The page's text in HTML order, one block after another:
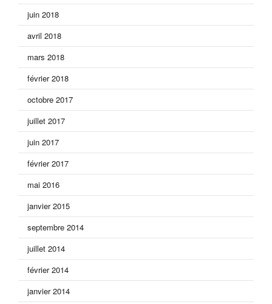
juin 2018
avril 2018
mars 2018
février 2018
octobre 2017
juillet 2017
juin 2017
février 2017
mai 2016
janvier 2015
septembre 2014
juillet 2014
février 2014
janvier 2014